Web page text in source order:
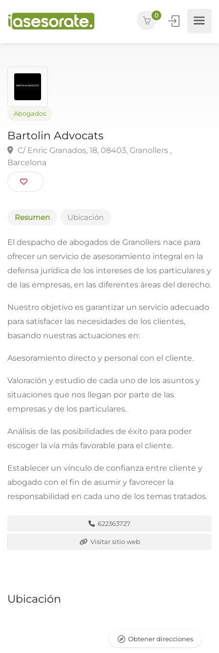
0
Bartolin Advocats
C/ Enric Granados, 18, 08403, Granollers ,
Barcelona
Resumen Ubicación
El despacho de abogados de Granollers nace para
ofrecer un servicio de asesoramiento integral en la
defensa jurídica de los intereses de los particulares y
de las empresas, en las diferentes áreas del derecho.
Nuestro objetivo es garantizar un servicio adecuado
para satisfacer las necesidades de los clientes,
basando nuestras actuaciones en:
Asesoramiento directo y personal con el cliente.
Valoración y estudio de cada uno de los asuntos y
situaciones que nos llegan por parte de las
empresas y de los particulares.
Análisis de las posibilidades de éxito para poder
escoger la vía más favorable para el cliente.
Establecer un vínculo de confianza entre cliente y
abogado con el fin de asumir y favorecer la
responsabilidad en cada uno de los temas tratados.
622363727
Visitar sitio web
Ubicación
Obtener direcciones